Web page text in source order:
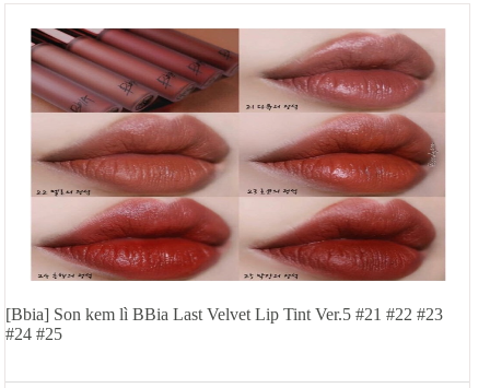
[Bbia] Son kem lì BBia Last Velvet Lip Tint Ver.5 #21 #22 #23
#24 #25